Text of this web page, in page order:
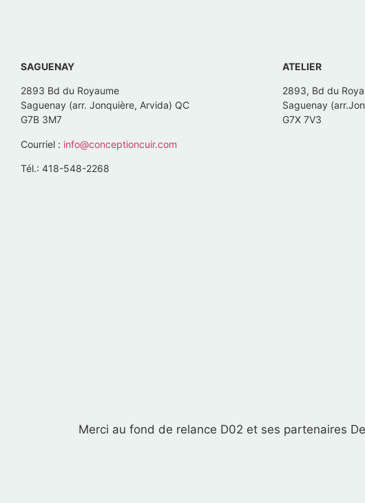
SAGUENAY
2893 Bd du Royaume
Saguenay (arr. Jonquière, Arvida) QC
G7B 3M7
Courriel : info@conceptioncuir.com
Tél.: 418-548-2268
ATELIER
2893, Bd du
Saguenay
G7X 7V3
Merci au fond de relance D02 et ses partenaires